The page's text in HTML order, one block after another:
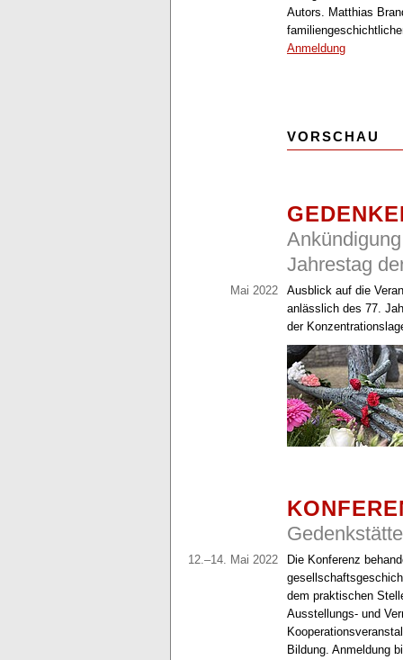
Autors. Matthias
Anmeldung
VORSCHAU
Jahrestag
Mai 2022
Ausblick auf die
anlässlich des 77.
der
12.–14. Mai 2022
Die Konferenz
dem praktischen
Ausstellungs- und
Bildung. Anmeldung